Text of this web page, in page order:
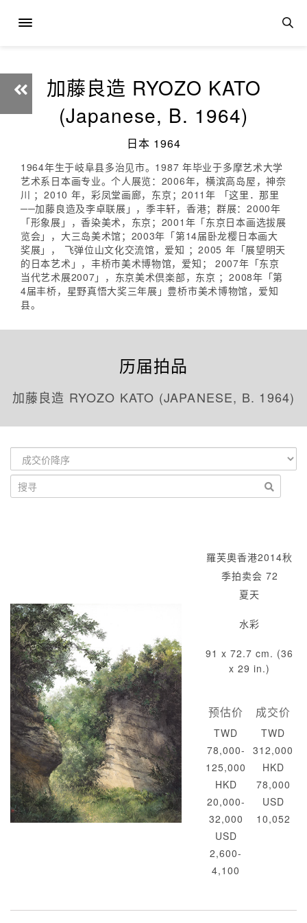
加藤良造 RYOZO KATO
(Japanese, B. 1964)
日本 1964
1964年生于岐阜县多治见市。1987 年毕业于多摩艺术大学
艺术系日本画专业。个人展览：2006年，横滨高岛屋，神奈
川 ；2010 年，彩凤堂画廊，东京；2011年 「这里．那里
──加藤良造及李卓联展」，季丰轩，香港；群展：2000年
「形象展」，香染美术，东京；2001年「东京日本画选拔展
览会」，大三岛美术馆；2003年「第14届卧龙樱日本画大
奖展」， 飞弹位山文化交流馆，爱知 ；2005 年「展望明天
的日本艺术」，丰桥市美术博物馆，爱知； 2007年「东京
当代艺术展2007」，东京美术倶楽部，东京 ；2008年「第
4届丰桥，星野真悟大奖三年展」豊桥市美术博物馆，爱知
县。
历届拍品
加藤良造 RYOZO KATO (JAPANESE, B. 1964)
羅芙奧香港2014秋
季拍卖会 72
夏天
水彩
91 x 72.7 cm. (36
x 29 in.)
预估价
TWD
78,000-
125,000
HKD
20,000-
32,000
USD
2,600-
4,100
成交价
TWD
312,000
HKD
78,000
USD
10,052